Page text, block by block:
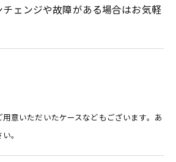
ェンジや故障がある場合はお気軽
意いただいたケースなどもございます。あ
。